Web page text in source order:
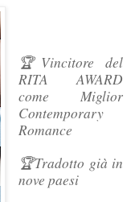
🏆 Vincitore del
RITA AWARD
come Miglior
Contemporary
Romance
🏆Tradotto già in
nove paesi